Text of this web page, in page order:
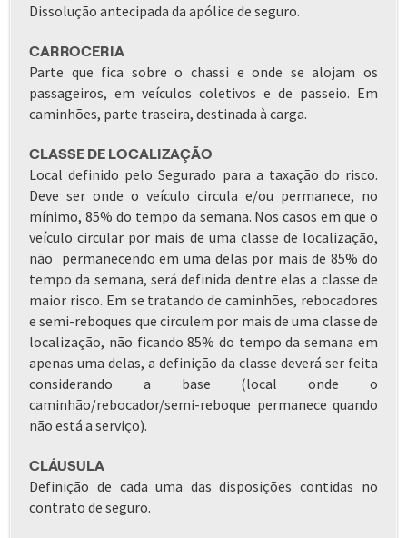
Dissolução antecipada da apólice de seguro.
CARROCERIA
Parte que fica sobre o chassi e onde se alojam os
passageiros, em veículos coletivos e de passeio. Em
caminhões, parte traseira, destinada à carga.
CLASSE DE LOCALIZAÇÃO
Local definido pelo Segurado para a taxação do risco.
Deve ser onde o veículo circula e/ou permanece, no
mínimo, 85% do tempo da semana. Nos casos em que o
veículo circular por mais de uma classe de localização,
não permanecendo em uma delas por mais de 85% do
tempo da semana, será definida dentre elas a classe de
maior risco. Em se tratando de caminhões, rebocadores
e semi-reboques que circulem por mais de uma classe de
localização, não ficando 85% do tempo da semana em
apenas uma delas, a definição da classe deverá ser feita
considerando a base (local onde o
caminhão/rebocador/semi-reboque permanece quando
não está a serviço).
CLÁUSULA
Definição de cada uma das disposições contidas no
contrato de seguro.